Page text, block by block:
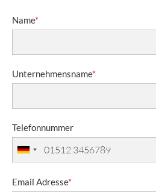
Name*
Unternehmensname*
Telefonnummer
Email Adresse*